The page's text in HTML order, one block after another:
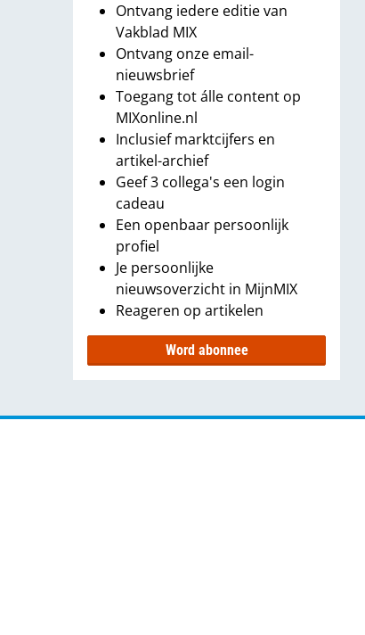
Ontvang iedere editie van
Vakblad MIX
Ontvang onze email-
nieuwsbrief
Toegang tot álle content op
MIXonline.nl
Inclusief marktcijfers en
artikel-archief
Geef 3 collega's een login
cadeau
Een openbaar persoonlijk
profiel
Je persoonlijke
nieuwsoverzicht in MijnMIX
Reageren op artikelen
Word abonnee